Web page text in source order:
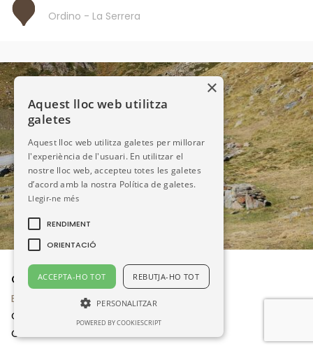
Ordino - La Serrera
Orris de la Coma del Forat (GV0022)
Estructures ramaderes
Cabana
Orri
×
Aquest lloc web utilitza
galetes
Aquest lloc web utilitza galetes per millorar
l'experiència de l'usuari. En utilitzar el
nostre lloc web, accepteu totes les galetes
d’acord amb la nostra Política de galetes.
Llegir-ne més
RENDIMENT
ORIENTACIÓ
ACCEPTA-HO TOT REBUTJA-HO TOT
PERSONALITZAR
POWERED BY COOKIESCRIPT